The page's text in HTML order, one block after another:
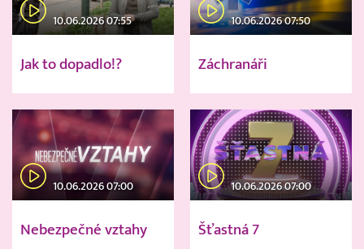
10.06.2026 07:55
Jak to dopadlo!?
10.06.2026 07:50
Záchranáři
10.06.2026 07:00
Nebezpečné vztahy
10.06.2026 07:00
Šťastná 7